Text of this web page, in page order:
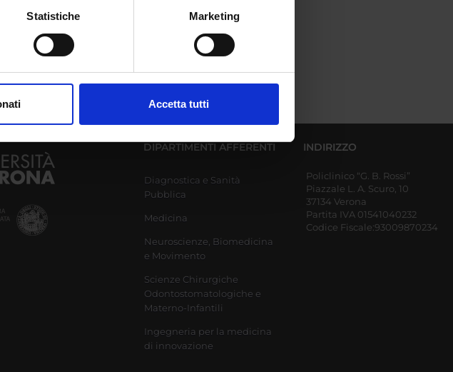
di qualche metro,
sui cookie.
con altre informazioni che hai fornito loro o
Statistiche Marketing
Accetta tutti
DIPARTIMENTI AFFERENTI
Diagnostica e Sanità
Pubblica
Medicina
Neuroscienze, Biomedicina
e Movimento
Scienze Chirurgiche
Odontostomatologiche e
Materno-Infantili
Ingegneria per la medicina
di innovazione
INDIRIZZO
Policlinico “G. B. Rossi”
Piazzale L. A. Scuro, 10
37134 Verona
Partita IVA 01541040232
Codice Fiscale:93009870234